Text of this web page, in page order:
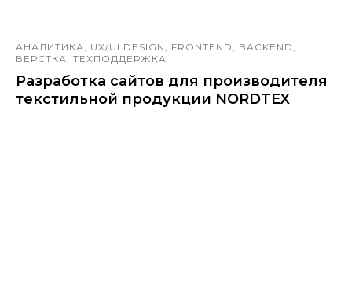
АНАЛИТИКА, UX/UI DESIGN, FRONTEND, BACKEND,
ВЕРСТКА, ТЕХПОДДЕРЖКА
Разработка сайтов для производителя
текстильной продукции NORDTEX